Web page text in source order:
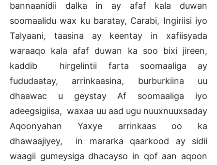
bannaanidii dalka in ay afaf kala duwan
soomaalidu wax ku baratay, Carabi, Ingiriisi iyo
Talyaani, taasina ay keentay in xafiisyada
waraaqo kala afaf duwan ka soo bixi jireen,
kaddib hirgelintii farta soomaaliga ay
fududaatay, arrinkaasina, burburkiina uu
dhaawac u geystay Af soomaaliga iyo
adeegsigiisa, waxaa uu aad ugu nuuxnuuxsaday
Aqoonyahan Yaxye arrinkaas oo ka
dhawaajiyey, in mararka qaarkood ay sidii
waagii gumeysiga dhacayso in qof aan aqoon